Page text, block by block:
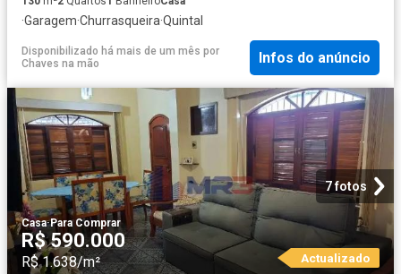
·Garagem·Churrasqueira·Quintal
Disponibilizado há mais de um mês por
Chaves na mão
Infos do anúncio
7 fotos
Casa·Para Comprar
R$ 590.000
R$ 1.638/m² Actualizado